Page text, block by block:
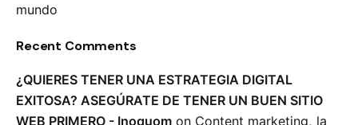
mundo
Recent Comments
¿QUIERES TENER UNA ESTRATEGIA DIGITAL
EXITOSA? ASEGÚRATE DE TENER UN BUEN SITIO
WEB PRIMERO - Inoquom on Content marketing, la